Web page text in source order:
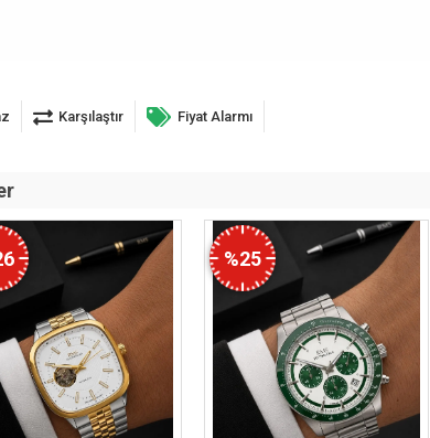
Karşılaştır Fiyat Alarmı
%25